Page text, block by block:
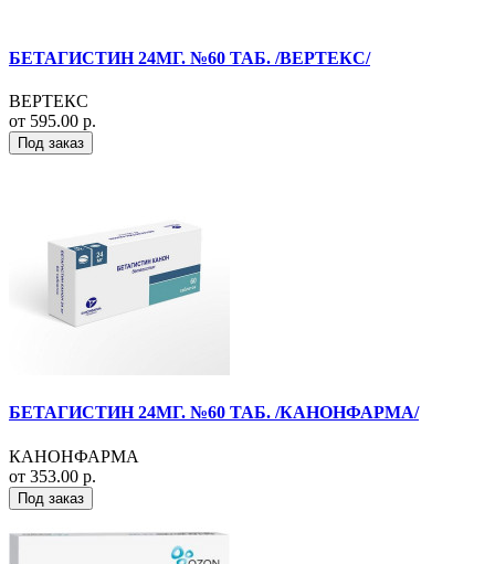
БЕТАГИСТИН 24МГ. №60 ТАБ. /ВЕРТЕКС/
ВЕРТЕКС
от 595.00 р.
Под заказ
БЕТАГИСТИН 24МГ. №60 ТАБ. /КАНОНФАРМА/
КАНОНФАРМА
от 353.00 р.
Под заказ